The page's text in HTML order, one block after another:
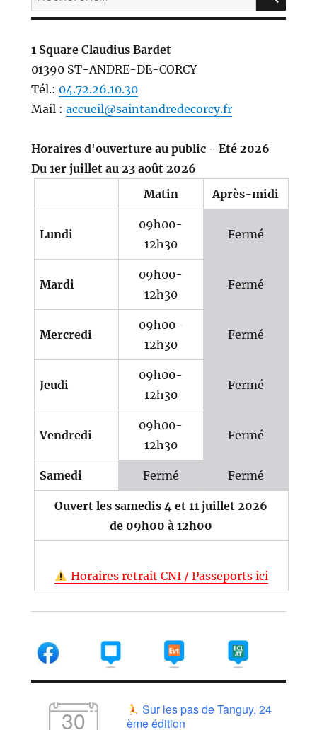
pour :
1 Square Claudius Bardet
01390 ST-ANDRE-DE-CORCY
Tél.: 04.72.26.10.30
Mail : accueil@saintandredecorcy.fr
Horaires d'ouverture au public - Eté 2026
Du 1er juillet au 23 août 2026
Matin
Après-midi
Lundi
09h00-
12h30
Fermé
Mardi
09h00-
12h30
Fermé
Mercredi
09h00-
12h30
Fermé
Jeudi
09h00-
12h30
Fermé
Vendredi
09h00-
12h30
Fermé
Samedi Fermé Fermé
Ouvert les samedis 4 et 11 juillet 2026
de 09h00 à 12h00
Horaires retrait CNI / Passeports ici
30
Sur les pas de Tanguy, 24
ème édition